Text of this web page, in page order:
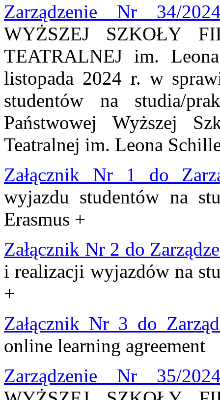
Zarządzenie Nr 34/
WYŻSZEJ SZKOŁY
TEATRALNEJ im.
listopada 2024 r. w
studentów na studia/
Państwowej Wyższej
Teatralnej im. Leona
Załącznik Nr 1 do
wyjazdu studentów na
Erasmus +
Załącznik Nr 2 do
i realizacji wyjazdów na
+
Załącznik Nr 3 do
online learning agreement
Zarządzenie Nr 35/